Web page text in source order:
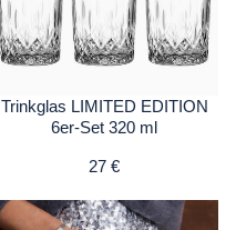
Trinkglas LIMITED EDITION
6er-Set 320 ml
27 €